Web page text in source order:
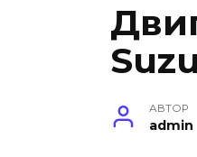
АВТОР
admin